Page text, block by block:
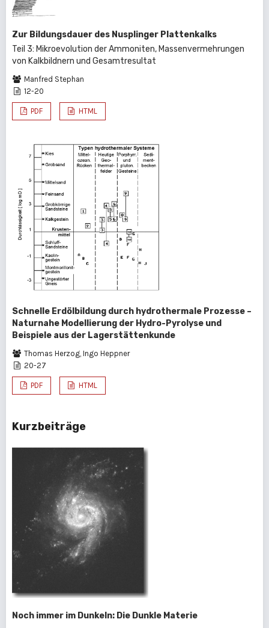
Zur Bildungsdauer des Nusplinger Plattenkalks
Teil 3: Mikroevolution der Ammoniten, Massenvermehrungen
von Kalkbildnern und Gesamtresultat
Manfred Stephan
12-20
PDF HTML
Schnelle Erdölbildung durch hydrothermale Prozesse –
Naturnahe Modellierung der Hydro-Pyrolyse und
Beispiele aus der Lagerstättenkunde
Thomas Herzog, Ingo Heppner
20-27
PDF HTML
Kurzbeiträge
Noch immer im Dunkeln: Die Dunkle Materie